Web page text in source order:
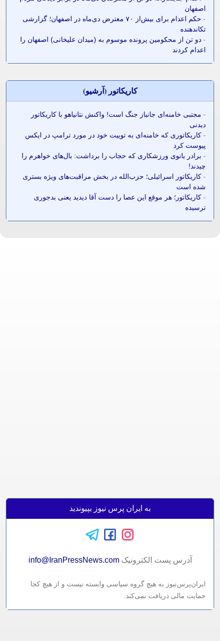
اصفهان
-
حکم اعدام برای بیش‌از ۷۰ معترض دی‌ماه در اصفهان؛ گزارشی
تکاندهنده
- دو تن از محکومین پرونده موسوم به (میدان علیخانی) اصفهان را
اعدام کردند
کاريکاتور (آرشيو)
- مجتبی خامنه‌ای جانباز جنگ است! واکنش نتانیاهو با کاریکاتور
دیدنی
- کاریکاتوری که خامنه‌ای به توییت خود در مورد ترامپ در ایکس
پیوست کرد
- برادر بانوی ورزشکاری که حجاب را برداشت: بال‌های خواهرم را
چیدند!
- کاریکاتور اسرائیلی؛ حزب‌الله در بخش مراقبت‌های ویژه بستری
شده است
- کاریکاتور؛ هر موقع این عصا را دست آقا دیدید یعنی بدجوری
ترسیده
به ایران پرس نیوز بپیوندید
آدرس پست الکترونيکinfo@IranPressNews.com
ایران‌پرس‌نیوز به هیچ گروه سیاسی وابسته نیست و از هیچ کجا
حمایت مالی دریافت نمی‌کند.